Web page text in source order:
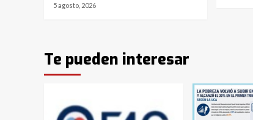
5 agosto, 2026
Te pueden interesar